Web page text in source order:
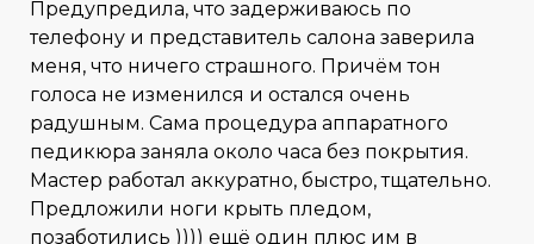
Предупредила, что задерживаюсь по
телефону и представитель салона заверила
меня, что ничего страшного. Причём тон
голоса не изменился и остался очень
радушным. Сама процедура аппаратного
педикюра заняла около часа без покрытия.
Мастер работал аккуратно, быстро, тщательно.
Предложили ноги крыть пледом,
позаботились )))) ещё один плюс им в